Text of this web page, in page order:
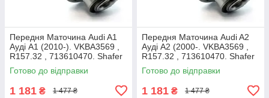
Передня Маточина Audi A1
Ауді А1 (2010-). VKBA3569 ,
R157.32 , 713610470. Shafer
Австрія
Готово до відправки
1 181 ₴ 1 477 ₴
Передня Маточина Audi A2
Ауді А2 (2000-. VKBA3569 ,
R157.32 , 713610470. Shafer
Австрія
Готово до відправки
1 181 ₴ 1 477 ₴